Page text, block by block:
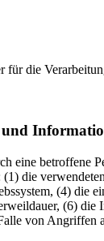
für die
und
eine betroffene
die
(4) die
(6)
von Angriffen